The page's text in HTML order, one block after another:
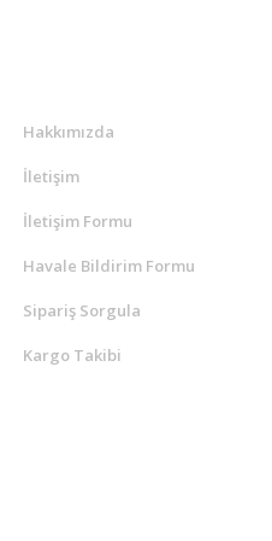
Hakkımızda
İletişim
İletişim Formu
Havale Bildirim Formu
Sipariş Sorgula
Kargo Takibi